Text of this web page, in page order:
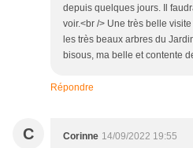
depuis quelques jours. Il
voir.<br /> Une très belle
les très beaux arbres du
bisous, ma belle et contente
Répondre
C Corinne 14/09/2022 19:55